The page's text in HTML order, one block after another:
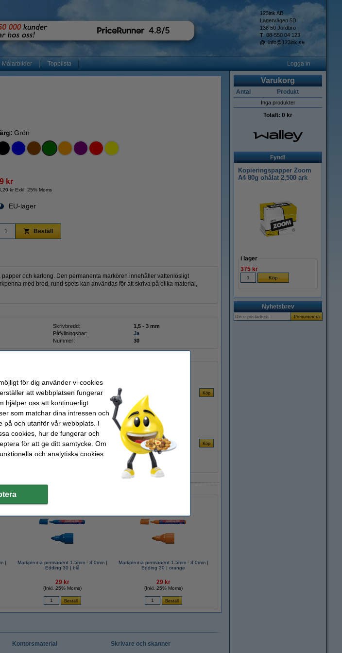
123ink AB
Lagervägen 5D
136 50 Jordbro
T: 08-550 04 123
@: info@123ink.se
Målarbilder Topplista Logga in
Grön
kr
kr Exkl. 25% Moms
EU-lager
Beställ
och kartong. Den permanenta markören innehåller vattenlösligt
med bred, rund spets kan användas för att skriva på olika material,
Skrivbredd:
1,5 - 3 mm
Påfyllningsbar:
Ja
Nummer: 30
|
Märkpenna permanent 1.5mm - 3.0mm |
Edding 30 | blå
29 kr
(Inkl. 25% Moms)
Märkpenna permanent 1.5mm - 3.0mm |
Edding 30 | orange
29 kr
(Inkl. 25% Moms)
Varukorg
Antal Produkt
Inga produkter
Totalt: 0 kr
Fynd!
Kopieringspapper Zoom
A4 80g ohålat 2,500 ark
i lager
375 kr
Nyhetsbrev
Kontorsmaterial Skrivare och skanner
för dig använder vi cookies
att webbplatsen fungerar
hjälper oss att kontinuerligt
som matchar dina intressen och
på och utanför vår webbplats. I
cookies, hur de fungerar och
för att ge ditt samtycke. Om
och analytiska cookies